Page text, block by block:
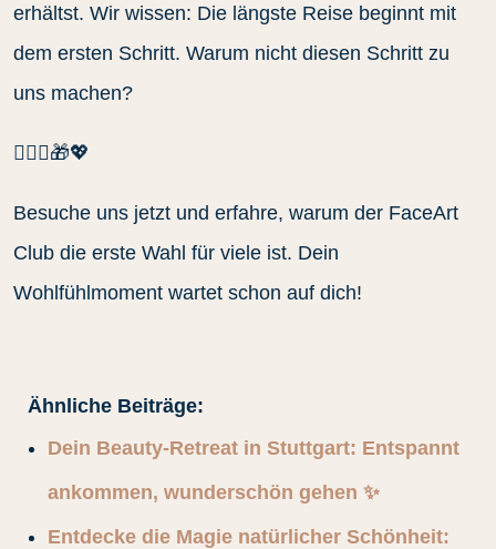
erhältst. Wir wissen: Die längste Reise beginnt mit
dem ersten Schritt. Warum nicht diesen Schritt zu
uns machen?
🧖‍♀️✨🎁💖
Besuche uns jetzt und erfahre, warum der FaceArt
Club die erste Wahl für viele ist. Dein
Wohlfühlmoment wartet schon auf dich!
Ähnliche Beiträge:
Dein Beauty‑Retreat in Stuttgart: Entspannt
ankommen, wunderschön gehen ✨
Entdecke die Magie natürlicher Schönheit: